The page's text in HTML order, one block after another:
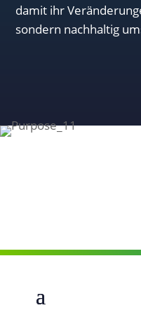
damit ihr
sondern nachhaltig